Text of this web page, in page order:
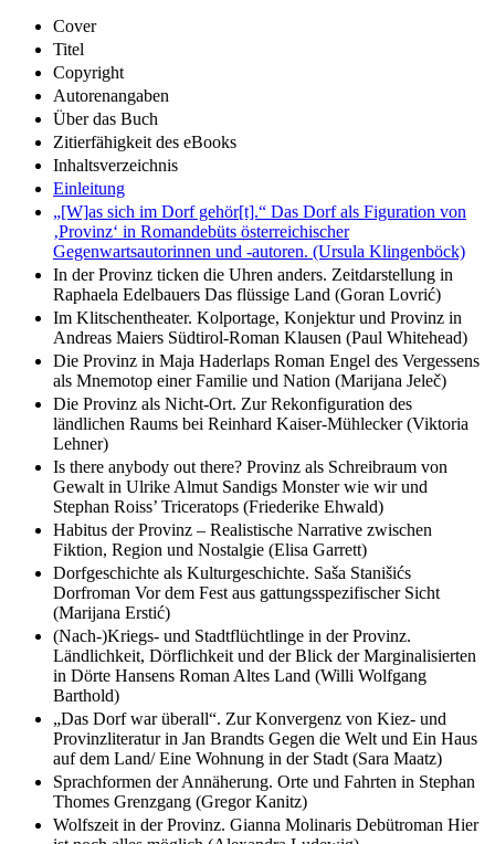
Cover
Titel
Copyright
Autorenangaben
Über das Buch
Zitierfähigkeit des eBooks
Inhaltsverzeichnis
Einleitung
„[W]‌as sich im Dorf gehör[t].“ Das Dorf als Figuration von
‚Provinz‘ in Romandebüts österreichischer
Gegenwartsautorinnen und -autoren. (Ursula Klingenböck)
In der Provinz ticken die Uhren anders. Zeitdarstellung in
Raphaela Edelbauers Das flüssige Land (Goran Lovrić)
Im Klitschentheater. Kolportage, Konjektur und Provinz in
Andreas Maiers Südtirol-Roman Klausen (Paul Whitehead)
Die Provinz in Maja Haderlaps Roman Engel des Vergessens
als Mnemotop einer Familie und Nation (Marijana Jeleč)
Die Provinz als Nicht-Ort. Zur Rekonfiguration des
ländlichen Raums bei Reinhard Kaiser-Mühlecker (Viktoria
Lehner)
Is there anybody out there? Provinz als Schreibraum von
Gewalt in Ulrike Almut Sandigs Monster wie wir und
Stephan Roiss’ Triceratops (Friederike Ehwald)
Habitus der Provinz – Realistische Narrative zwischen
Fiktion, Region und Nostalgie (Elisa Garrett)
Dorfgeschichte als Kulturgeschichte. Saša Stanišićs
Dorfroman Vor dem Fest aus gattungsspezifischer Sicht
(Marijana Erstić)
(Nach-)Kriegs- und Stadtflüchtlinge in der Provinz.
Ländlichkeit, Dörflichkeit und der Blick der Marginalisierten
in Dörte Hansens Roman Altes Land (Willi Wolfgang
Barthold)
„Das Dorf war überall“. Zur Konvergenz von Kiez- und
Provinzliteratur in Jan Brandts Gegen die Welt und Ein Haus
auf dem Land/ Eine Wohnung in der Stadt (Sara Maatz)
Sprachformen der Annäherung. Orte und Fahrten in Stephan
Thomes Grenzgang (Gregor Kanitz)
Wolfszeit in der Provinz. Gianna Molinaris Debütroman Hier